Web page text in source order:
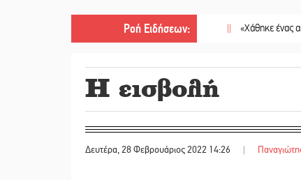
Ροή Ειδήσεων:
|| «Χάθηκε ένας από τους
Η εισβολή
Δευτέρα, 28 Φεβρουάριος 2022 14:26 |